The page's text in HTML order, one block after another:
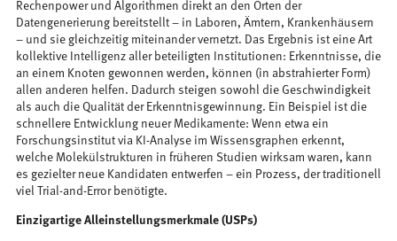
Rechenpower und Algorithmen direkt an den Orten der
Datengenerierung bereitstellt – in Laboren, Ämtern, Krankenhäusern
– und sie gleichzeitig miteinander vernetzt. Das Ergebnis ist eine Art
kollektive Intelligenz aller beteiligten Institutionen: Erkenntnisse, die
an einem Knoten gewonnen werden, können (in abstrahierter Form)
allen anderen helfen. Dadurch steigen sowohl die Geschwindigkeit
als auch die Qualität der Erkenntnisgewinnung. Ein Beispiel ist die
schnellere Entwicklung neuer Medikamente: Wenn etwa ein
Forschungsinstitut via KI-Analyse im Wissensgraphen erkennt,
welche Molekülstrukturen in früheren Studien wirksam waren, kann
es gezielter neue Kandidaten entwerfen – ein Prozess, der traditionell
viel Trial-and-Error benötigte.
Einzigartige Alleinstellungsmerkmale (USPs)